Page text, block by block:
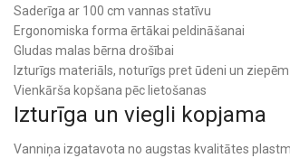
Saderīga ar 100 cm vannas statīvu
Ergonomiska forma ērtākai peldināšanai
Gludas malas bērna drošībai
Izturīgs materiāls, noturīgs pret ūdeni un ziepēm
Vienkārša kopšana pēc lietošanas
Izturīga un viegli kopjama
Vanniņa izgatavota no augstas kvalitātes